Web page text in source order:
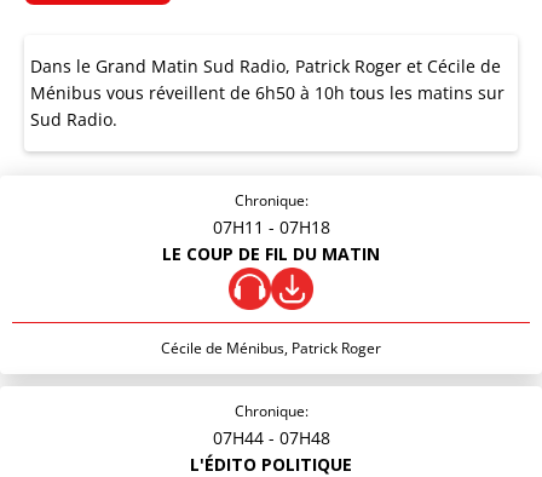
Dans le Grand Matin Sud Radio, Patrick Roger et Cécile de
Ménibus vous réveillent de 6h50 à 10h tous les matins sur
Sud Radio.
Chronique:
07H11 - 07H18
LE COUP DE FIL DU MATIN
Cécile de Ménibus, Patrick Roger
Chronique:
07H44 - 07H48
L'ÉDITO POLITIQUE